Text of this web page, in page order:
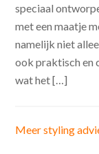
speciaal
met een maatje
namelijk niet
ook praktisch en
wat het […]
Meer styling